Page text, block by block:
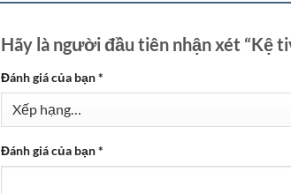
Hãy là người đầu tiên nhận xét “Kệ
Đánh giá của bạn*
Đánh giá của bạn*